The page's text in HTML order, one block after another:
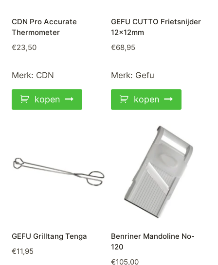
CDN Pro Accurate
Thermometer
€23,50
Merk: CDN
kopen
GEFU CUTTO Frietsnijder
12x12mm
€68,95
Merk: Gefu
kopen
GEFU Grilltang Tenga
€11,95
Benriner Mandoline No-
120
€105,00